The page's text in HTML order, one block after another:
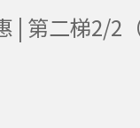
| 第二梯2/2